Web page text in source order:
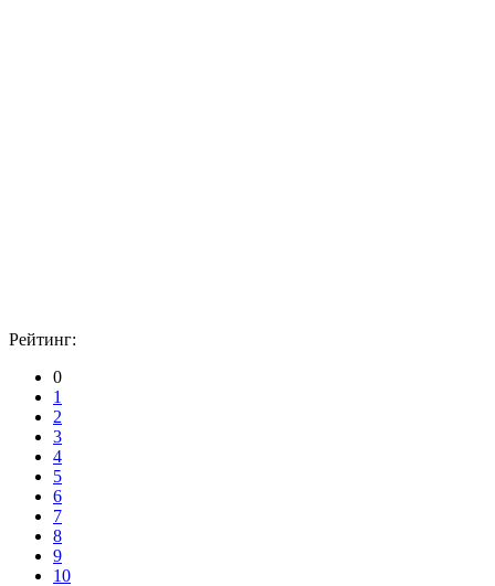
Рейтинг:
0
1
2
3
4
5
6
7
8
9
10